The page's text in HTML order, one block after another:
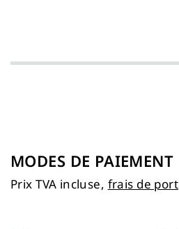
MODES DE PAIEMENT
Prix TVA incluse, frais de port